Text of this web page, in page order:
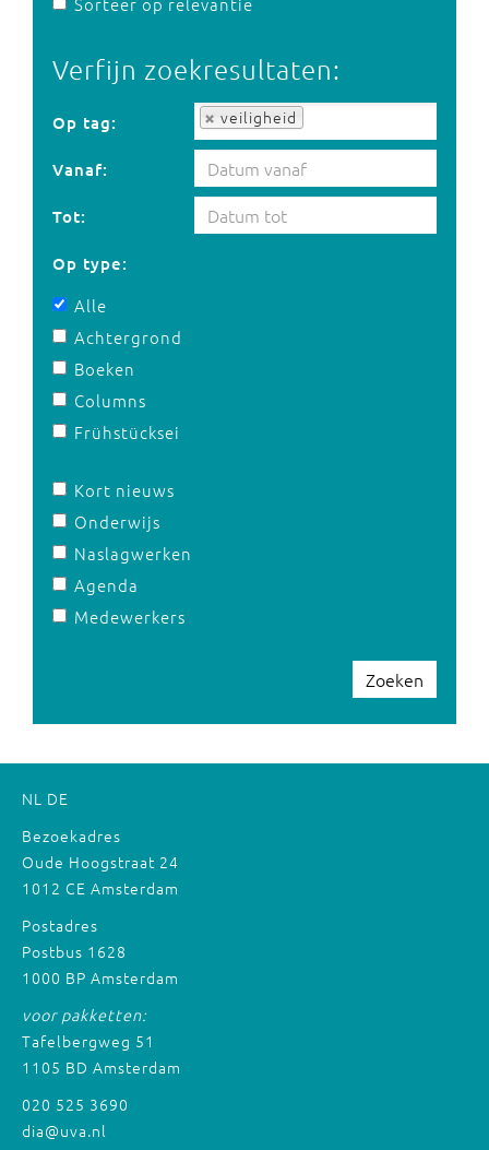
Verfijn zoekresultaten:
Op tag: veiligheid
Op tag:
Vanaf:
Tot:
Op type:
Alle
Achtergrond
Boeken
Columns
Frühstücksei
Kort nieuws
Onderwijs
Naslagwerken
Agenda
Medewerkers
Zoeken
NL DE
Bezoekadres
Oude Hoogstraat 24
1012 CE Amsterdam
Postadres
Postbus 1628
1000 BP Amsterdam
voor pakketten:
Tafelbergweg 51
1105 BD Amsterdam
020 525 3690
dia@uva.nl